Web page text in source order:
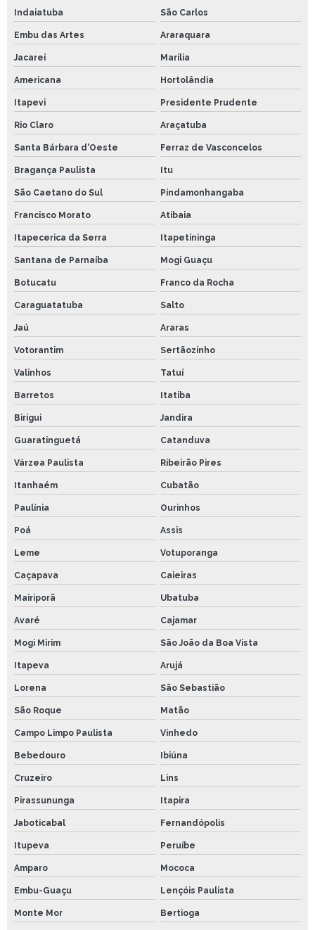
Indaiatuba São Carlos
Embu das Artes Araraquara
Jacareí Marília
Americana Hortolândia
Itapevi Presidente Prudente
Rio Claro Araçatuba
Santa Bárbara d'Oeste Ferraz de Vasconcelos
Bragança Paulista Itu
São Caetano do Sul Pindamonhangaba
Francisco Morato Atibaia
Itapecerica da Serra Itapetininga
Santana de Parnaíba Mogi Guaçu
Botucatu Franco da Rocha
Caraguatatuba Salto
Jaú Araras
Votorantim Sertãozinho
Valinhos Tatuí
Barretos Itatiba
Birigui Jandira
Guaratinguetá Catanduva
Várzea Paulista Ribeirão Pires
Itanhaém Cubatão
Paulínia Ourinhos
Poá Assis
Leme Votuporanga
Caçapava Caieiras
Mairiporã Ubatuba
Avaré Cajamar
Mogi Mirim São João da Boa Vista
Itapeva Arujá
Lorena São Sebastião
São Roque Matão
Campo Limpo Paulista Vinhedo
Bebedouro Ibiúna
Cruzeiro Lins
Pirassununga Itapira
Jaboticabal Fernandópolis
Itupeva Peruíbe
Amparo Mococa
Embu-Guaçu Lençóis Paulista
Monte Mor Bertioga